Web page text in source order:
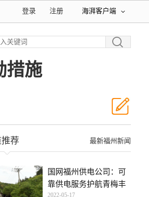
海湃客户端
注册
登录
措施
最新福州新闻
荐
国网福州供电公司：可
靠供电服务护航青梅丰
2022-05-17